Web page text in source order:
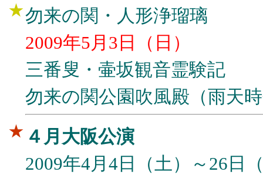
★勿来の関・人形浄瑠璃
2009年5月3日（日）
三番叟・壷坂観音霊験記
勿来の関公園吹風殿（雨天
★ ４月大阪公演
2009年4月4日（土）～26